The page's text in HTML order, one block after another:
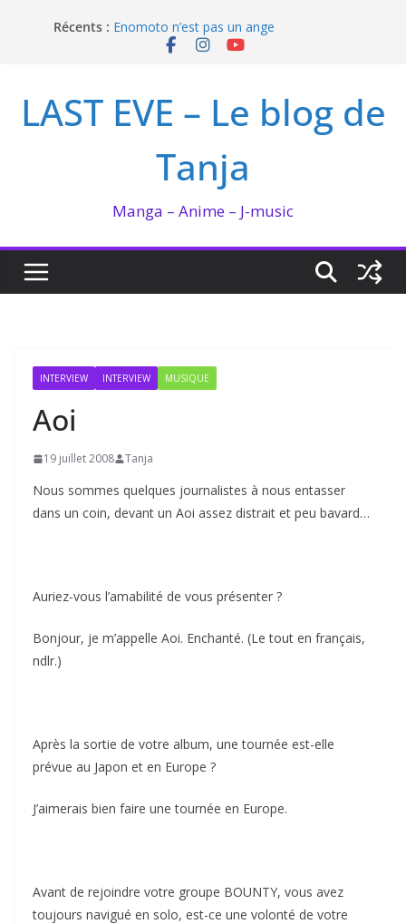
Récents : Enomoto n’est pas un ange
QUEEN BEE enflamme le Bataclan
I’m not in love de Zeniko Sumiya
LAST EVE – Le blog de
Tanja
Manga – Anime – J-music
INTERVIEW INTERVIEW MUSIQUE
Aoi
19 juillet 2008 Tanja
Nous sommes quelques journalistes à nous entasser
dans un coin, devant un Aoi assez distrait et peu bavard…
Auriez-vous l’amabilité de vous présenter ?
Bonjour, je m’appelle Aoi. Enchanté. (Le tout en français,
ndlr.)
Après la sortie de votre album, une tournée est-elle
prévue au Japon et en Europe ?
J’aimerais bien faire une tournée en Europe.
Avant de rejoindre votre groupe BOUNTY, vous avez
toujours navigué en solo, est-ce une volonté de votre